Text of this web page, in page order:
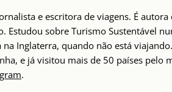
e escritora de viagens. É
Estudou sobre Turismo Sustentável
Inglaterra, quando não está
e já visitou mais de 50 países pelo
.